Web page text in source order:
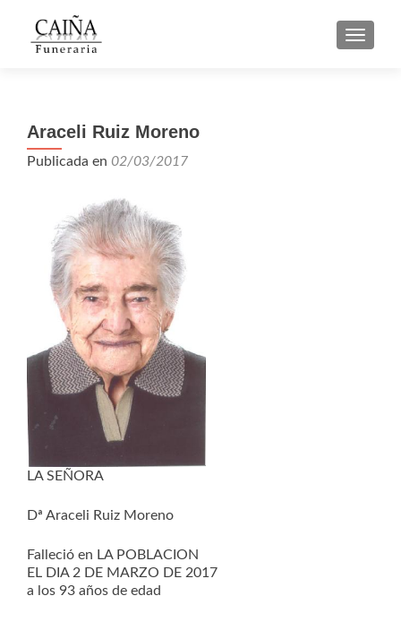
Araceli Ruiz Moreno
Publicada en 02/03/2017
LA SEÑORA
Dª Araceli Ruiz Moreno
Falleció en LA POBLACION
EL DIA 2 DE MARZO DE 2017
a los 93 años de edad